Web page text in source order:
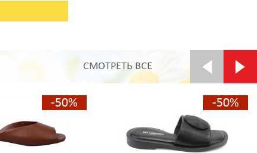
СМОТРЕТЬ ВСЕ
-50% -50%